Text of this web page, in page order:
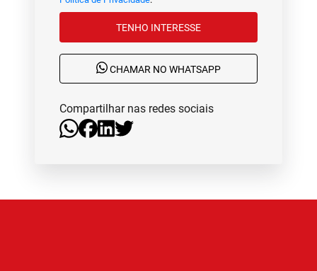
TENHO INTERESSE
CHAMAR NO WHATSAPP
Compartilhar nas redes sociais